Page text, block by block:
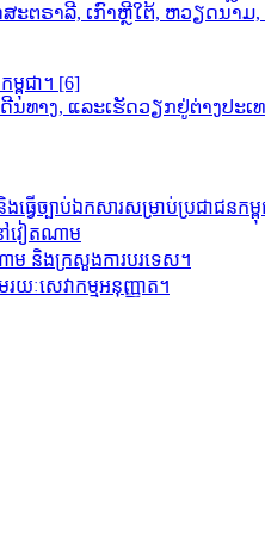
ສະຕຣາລີ, ເກົາຫຼີໃຕ້, ຫວຽດນາ
ម្ពុជា។ [6]
ດີນທາງ, ແລະເຮັດວຽກຢູ່ຕ່າງປະເ
វើ​ច្បាប់​ឯកសារ​សម្រាប់​ប្រជាជន​កម្
ៅវៀតណាម
ម និងក្រសួងការបរទេស។
យៈសេវាកម្មអនុញ្ញាត។